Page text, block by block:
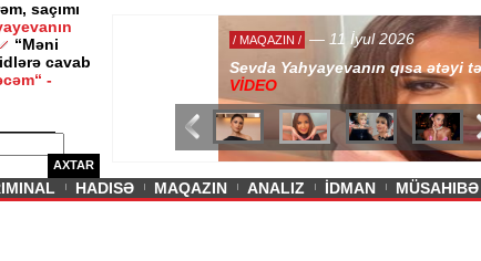
saçımı
“Məni
cavab
-
AXTAR
— 11 İyul 2026
Sevda Yahyayevanın qısa ətəyi tənqid olundu -
HADISƏ MAQAZIN ANALIZ İDMAN MÜSAHIBƏ